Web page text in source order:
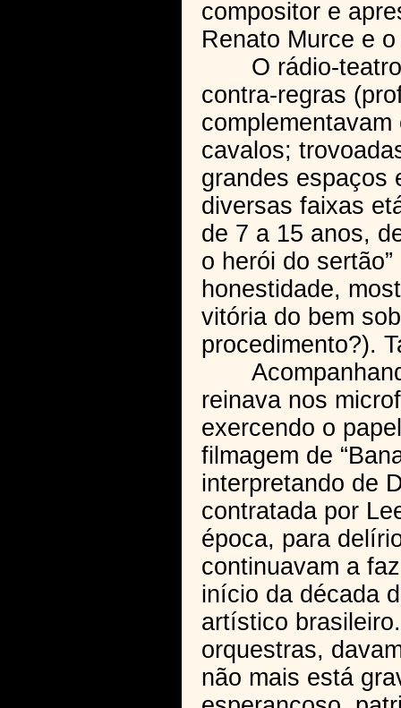
compositor e
Renato Murce e
O rádio-teatro,
contra-regras
cavalos;
grandes espaços
diversas faixas
de 7 a 15 anos,
o herói do
honestidade,
vitória do bem
procedimento?).
Acompanhando
reinava nos
exercendo o
filmagem de
interpretando de
contratada por
época, para
continuavam a
início da década
artístico
orquestras,
não mais está